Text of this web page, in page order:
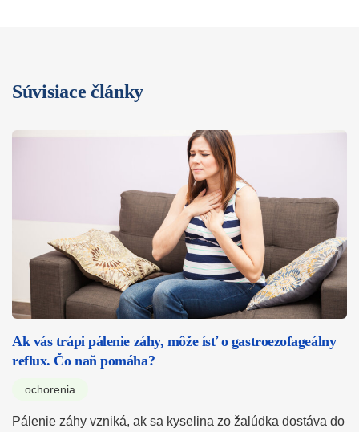
Súvisiace články
Ak vás trápi pálenie záhy, môže ísť o gastroezofageálny
reflux. Čo naň pomáha?
ochorenia
Pálenie záhy vzniká, ak sa kyselina zo žalúdka dostáva do